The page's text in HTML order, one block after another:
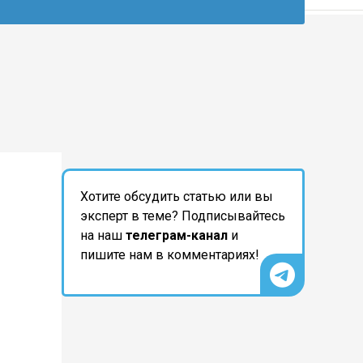
Хотите обсудить статью или вы
эксперт в теме? Подписывайтесь
на наш телеграм-канал и
пишите нам в комментариях!